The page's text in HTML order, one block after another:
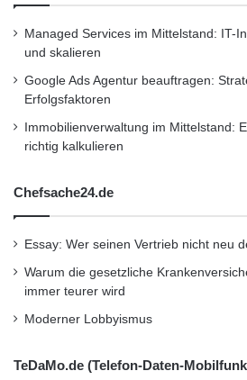
Allianz Verkehr
Keynote: „Nutzen des
– Michael Meurer,
Elektromobilität
Themen Elektromobilität
Fahren“
– Dr. Franz Geyer, BMW AG
„Freude am automatisierten
der Elektromobilität“
Managed Services im Mittelstand: IT-
und skalieren
Google Ads Agentur beauftragen:
Erfolgsfaktoren
Immobilienverwaltung im Mittelstand:
richtig kalkulieren
Chefsache24.de
Essay: Wer seinen Vertrieb nicht neu
Warum die gesetzliche
immer teurer wird
Moderner Lobbyismus
TeDaMo.de (Telefon-Daten-